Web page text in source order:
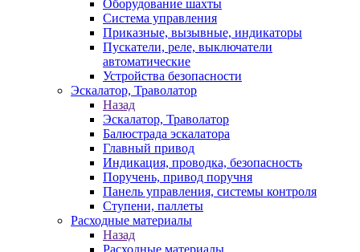
Оборудование шахты
Система управления
Приказные, вызывные, индикаторы
Пускатели, реле, выключатели
автоматические
Устройства безопасности
Эскалатор, Траволатор
Назад
Эскалатор, Траволатор
Балюстрада эскалатора
Главный привод
Индикация, проводка, безопасность
Поручень, привод поручня
Панель управления, системы контроля
Ступени, паллеты
Расходные материалы
Назад
Расходные материалы